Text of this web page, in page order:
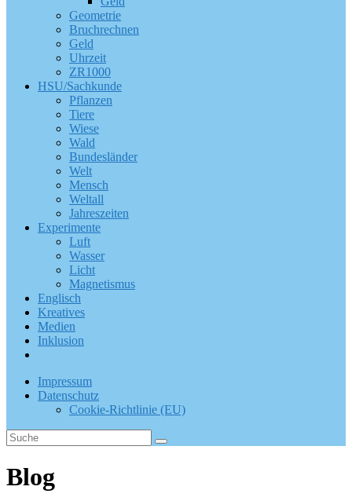
Geometrie
Bruchrechnen
Geld
Uhrzeit
ZR1000
HSU/Sachkunde
Pflanzen
Tiere
Wiese
Wald
Bundesländer
Welt
Mensch
Weltall
Jahreszeiten
Experimente
Luft
Wasser
Licht
Magnetismus
Englisch
Kreatives
Medien
Inklusion
Impressum
Datenschutz
Cookie-Richtlinie (EU)
Blog